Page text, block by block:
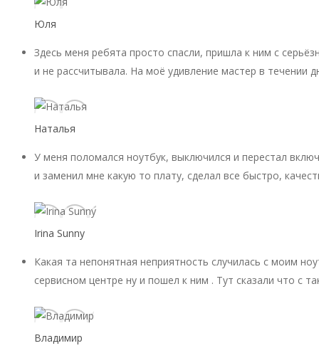
Юля
Здесь меня ребята просто спасли, пришла к ним с
и не рассчитывала. На моё удивление мастер в течении
Наталья
У меня поломался ноутбук, выключился и перестал
и заменил мне какую то плату, сделал все быстро,
Irina Sunny
Какая та непонятная неприятность случилась с моим
сервисном центре ну и пошел к ним . Тут сказали что с
Владимир